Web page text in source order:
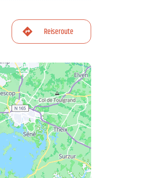
Reiseroute